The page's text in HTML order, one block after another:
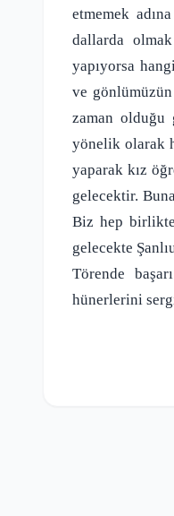
etmemek
dallarda
yapıyorsa
ve gönlümüzün
zaman olduğu
yönelik olarak
yaparak kız
gelecektir.
Biz hep
gelecekte
Törende
hünerlerini